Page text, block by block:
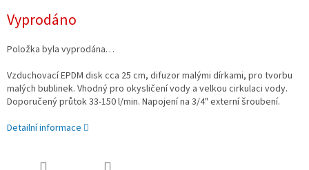
cena:
Vyprodáno
Položka byla vyprodána…
Vzduchovací EPDM disk cca 25 cm, difuzor malými dírkami, pro tvorbu
malých bublinek. Vhodný pro okysličení vody a velkou cirkulaci vody.
Doporučený průtok 33-150 l/min. Napojení na 3/4" externí šroubení.
Detailní informace